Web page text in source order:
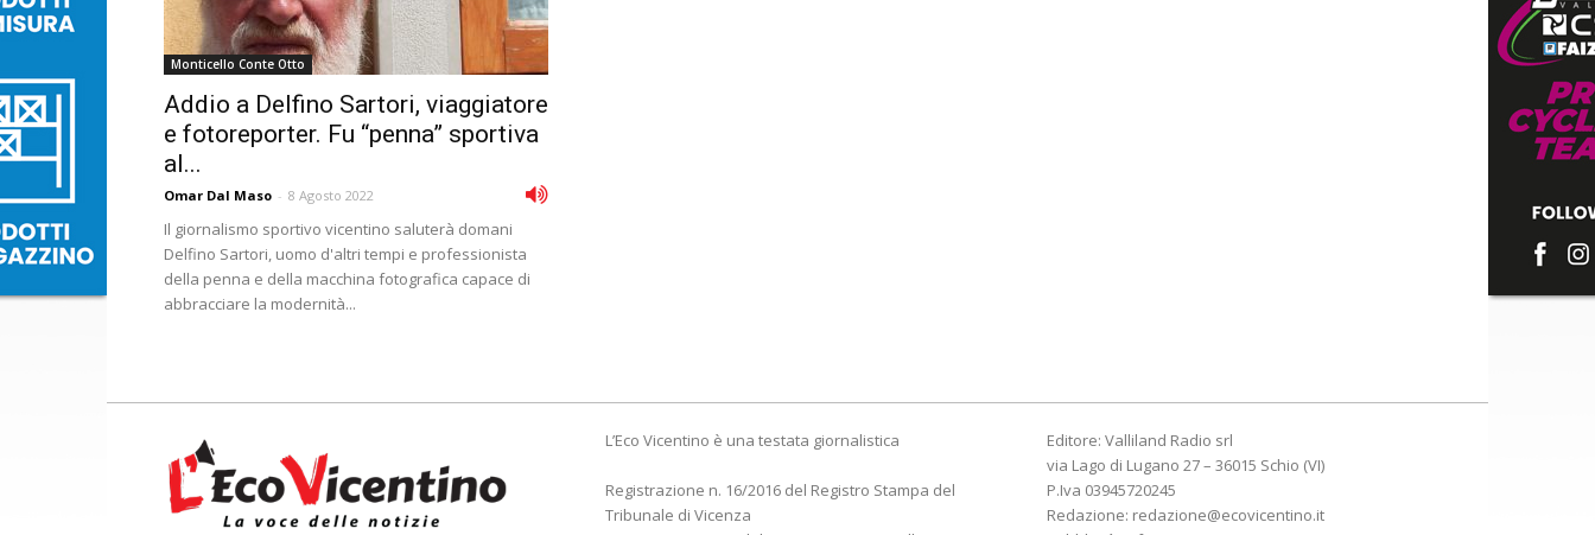
Monticello Conte Otto
Addio a Delfino Sartori, viaggiatore
e fotoreporter. Fu “penna” sportiva
al...
Omar Dal Maso - 8 Agosto 2022
Il giornalismo sportivo vicentino saluterà domani
Delfino Sartori, uomo d'altri tempi e professionista
della penna e della macchina fotografica capace di
abbracciare la modernità...
L’Eco Vicentino è una testata giornalistica
Registrazione n. 16/2016 del Registro Stampa del
Tribunale di Vicenza
Editore: Valliland Radio srl
via Lago di Lugano 27 – 36015 Schio (VI)
P.Iva 03945720245
Redazione: redazione@ecovicentino.it